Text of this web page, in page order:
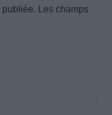
publiée.
Les champs